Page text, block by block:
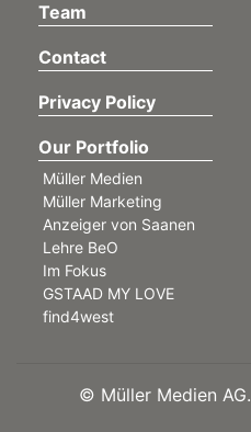
Team
Contact
Privacy Policy
Our Portfolio
Müller Medien
Müller Marketing
Anzeiger von Saanen
Lehre BeO
Im Fokus
GSTAAD MY LOVE
find4west
© Müller Medien